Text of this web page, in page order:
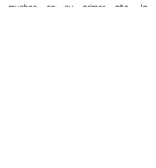
muchos en su primer año- la